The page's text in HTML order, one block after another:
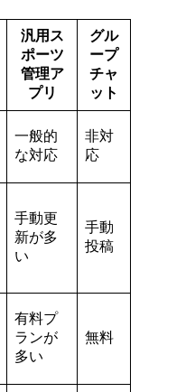
汎用ス
ポーツ
管理ア
プリ
グル
ープ
チャ
ット
一般的
な対応
非対
応
手動更
新が多
い
手動
投稿
有料プ
ランが
多い
無料